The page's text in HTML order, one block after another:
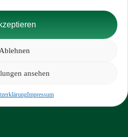
Ablehnen
ansehen
Impressum
- Alle Rechte vorbehalten
MADE BY